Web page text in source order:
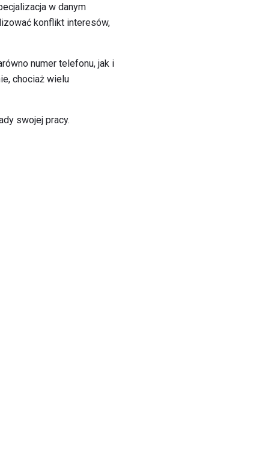
w danym
konflikt interesów,
numer telefonu, jak i
chociaż wielu
swojej pracy.